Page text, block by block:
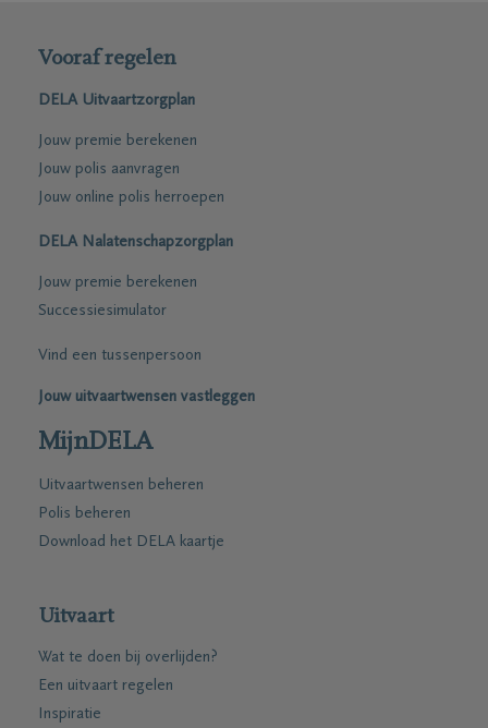
Vooraf regelen
DELA Uitvaartzorgplan
Jouw premie berekenen
Jouw polis aanvragen
Jouw online polis herroepen
DELA Nalatenschapzorgplan
Jouw premie berekenen
Successiesimulator
Vind een tussenpersoon
Jouw uitvaartwensen vastleggen
MijnDELA
Uitvaartwensen beheren
Polis beheren
Download het DELA kaartje
Uitvaart
Wat te doen bij overlijden?
Een uitvaart regelen
Inspiratie